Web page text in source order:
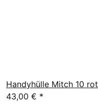
Handyhülle Mitch 10 rot
43,00 € *